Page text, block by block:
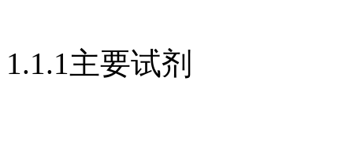
1.1.1主要试剂